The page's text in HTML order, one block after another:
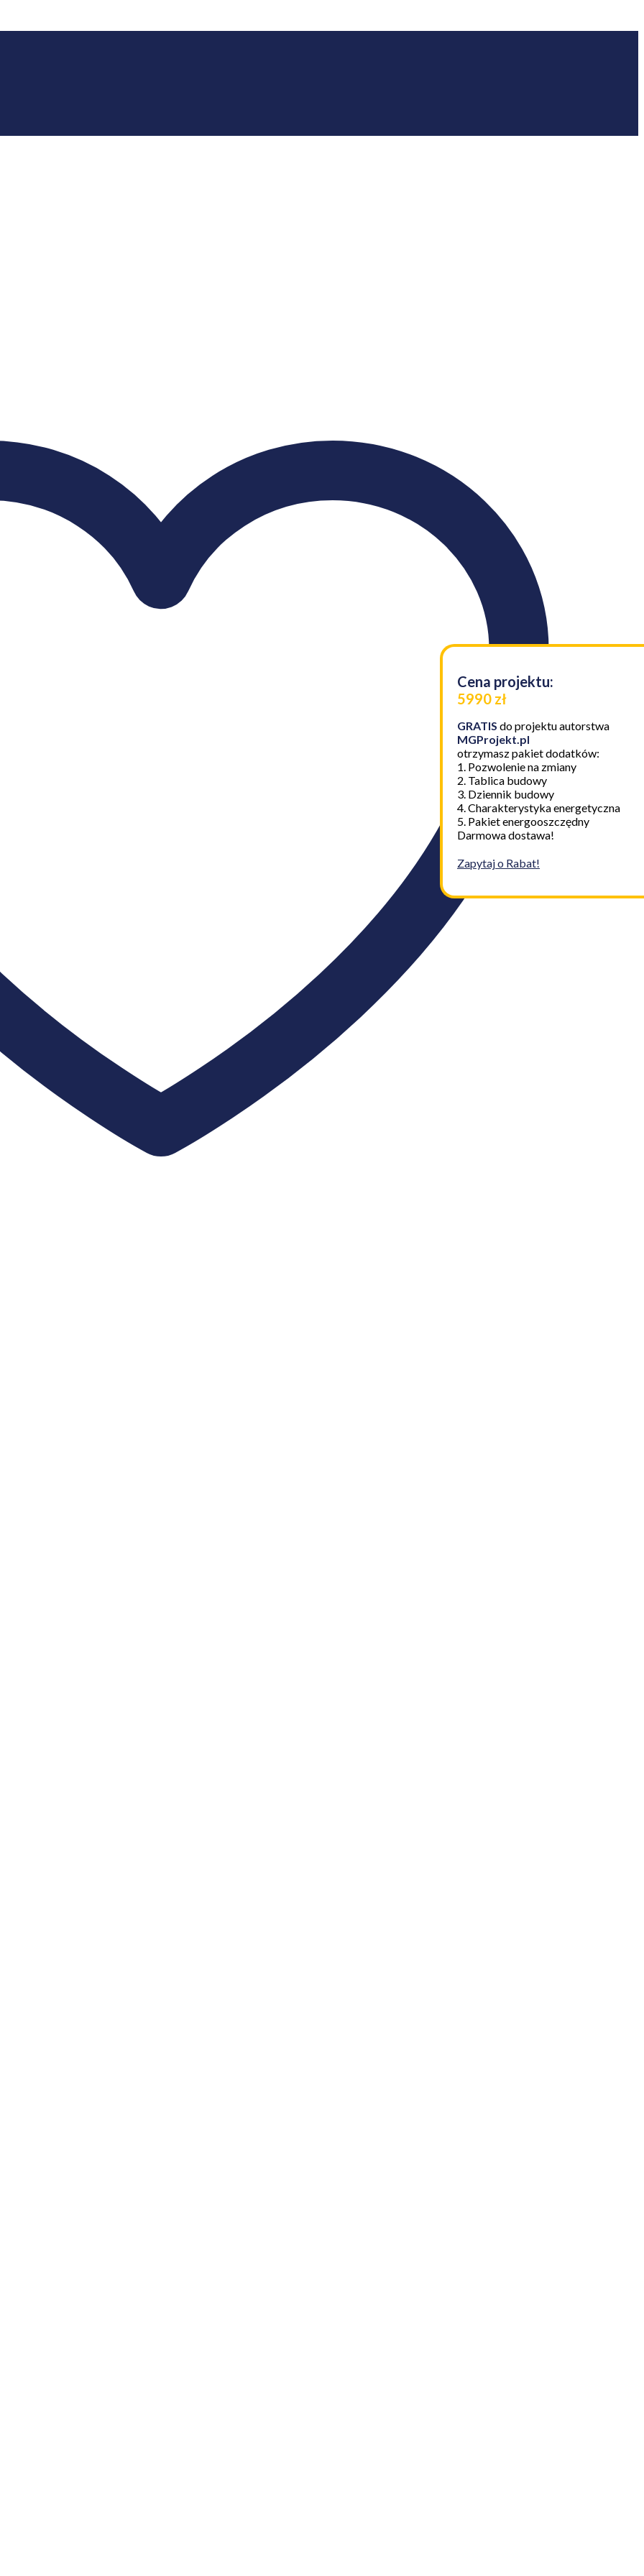
Cena projektu:
5990 zł
GRATIS do projektu autorstwa
MGProjekt.pl
otrzymasz pakiet dodatków:
1. Pozwolenie na zmiany
2. Tablica budowy
3. Dziennik budowy
4. Charakterystyka energetyczna
5. Pakiet energooszczędny
Darmowa dostawa!
Zapytaj o Rabat!